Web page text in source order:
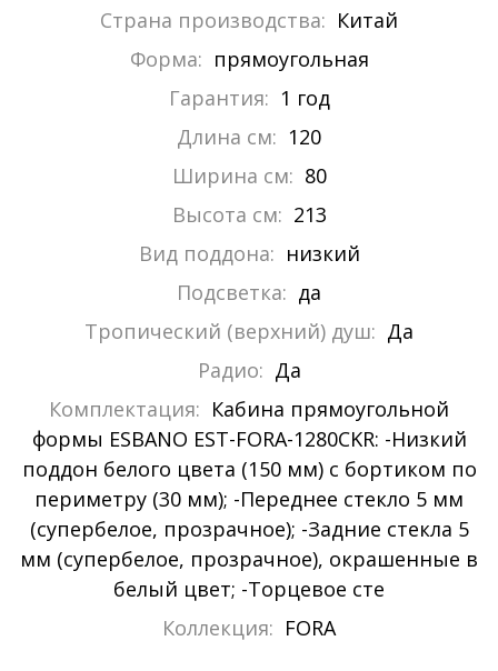
Страна производства: Китай
Форма: прямоугольная
Гарантия: 1 год
Длина см: 120
Ширина см: 80
Высота см: 213
Вид поддона: низкий
Подсветка: да
Тропический (верхний) душ: Да
Радио: Да
Комплектация: Кабина прямоугольной
формы ESBANO EST-FORA-1280CKR: -Низкий
поддон белого цвета (150 мм) с бортиком по
периметру (30 мм); -Переднее стекло 5 мм
(супербелое, прозрачное); -Задние стекла 5
мм (супербелое, прозрачное), окрашенные в
белый цвет; -Торцевое сте
Коллекция: FORA